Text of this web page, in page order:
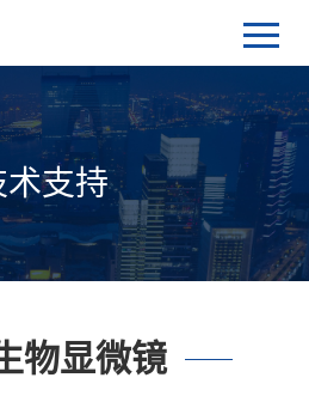
支持
物显微镜